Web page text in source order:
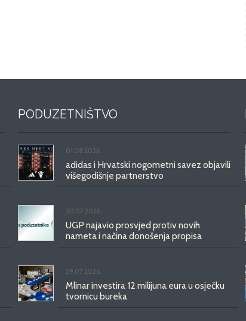
PODUZETNIŠTVO
01.08.2026.
adidas i Hrvatski nogometni savez objavili
višegodišnje partnerstvo
30.07.2026.
UGP najavio prosvjed protiv novih
nameta i načina donošenja propisa
29.07.2026.
Mlinar investira 12 milijuna eura u osječku
tvornicu bureka